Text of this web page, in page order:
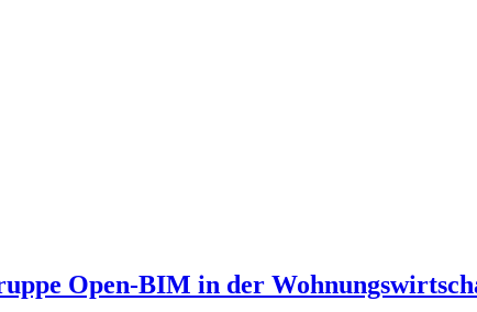
Open-BIM in der